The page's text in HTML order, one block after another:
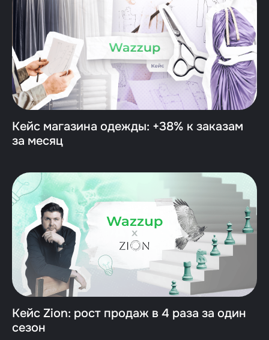
Кейс магазина одежды: +38% к заказам
за месяц
Кейс Zion: рост продаж в 4 раза за один
сезон